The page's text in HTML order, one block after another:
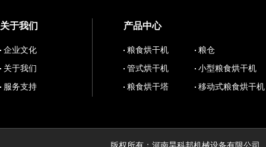
关于我们
企业文化
关于我们
服务支持
产品中心
粮食烘干机
粮仓
管式烘干机
小型粮食烘干机
粮食烘干塔
移动式粮食烘干机